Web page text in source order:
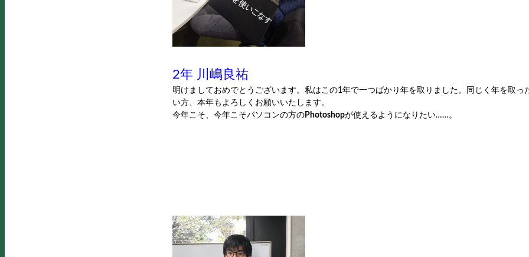
2年 川嶋良祐
明けましておめでとうございます。私はこの1年で一つばかり年を取りました。同じく年を取っ
い方、本年もよろしくお願いいたします。
今年こそ、今年こそパソコンの方の Photoshopが使えるようになりたい……。